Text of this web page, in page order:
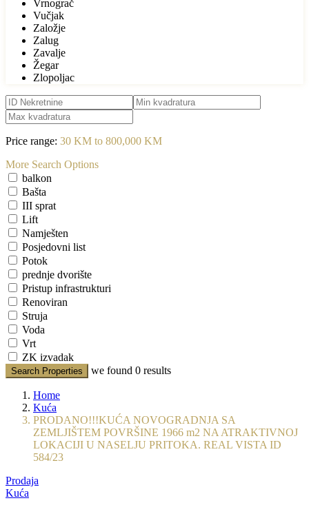
Vrnograč
Vučjak
Založje
Zalug
Zavalje
Žegar
Zlopoljac
Price range: 30 KM to 800,000 KM
More Search Options
balkon
Bašta
III sprat
Lift
Namješten
Posjedovni list
Potok
prednje dvorište
Pristup infrastrukturi
Renoviran
Struja
Voda
Vrt
ZK izvadak
Search Properties we found 0 results
Home
Kuća
PRODANO!!!KUĆA NOVOGRADNJA SA
ZEMLJIŠTEM POVRŠINE 1966 m2 NA ATRAKTIVNOJ
LOKACIJI U NASELJU PRITOKA. REAL VISTA ID
584/23
Prodaja
Kuća